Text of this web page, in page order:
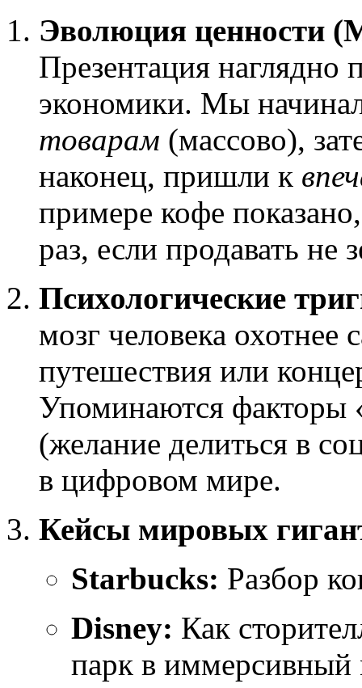
Эволюция ценности
Презентация наглядно
экономики. Мы
товарам (массово),
наконец, пришли к
примере кофе
раз, если продавать не
Психологические
мозг человека охотнее
путешествия или
Упоминаются факторы
(желание делиться в
в цифровом мире.
Кейсы мировых
Starbucks: Разбор
Disney: Как
парк в